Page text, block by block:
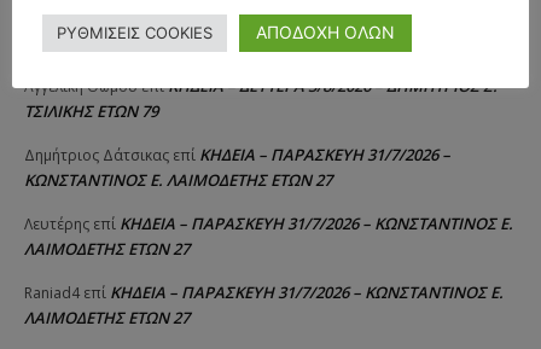
ΠΑΝΑΓΙΩΤΗΣ IΩΑΚΕΙΜΙΔΗΣεπί ΚΗΔΕΙΑ – ΔΕΥΤΕΡΑ 3/8/2026 –
ΣΠΥΡΙΔΟΥΛΑ Γ. ΣΕΪΤΑΝΙΔΟΥ ΕΤΩΝ 91
Αγγελική ΘωμουεπίΚΗΔΕΙΑ – ΔΕΥΤΕΡΑ 3/8/2026 – ΔΗΜΗΤΡΙΟΣ Σ.
ΤΣΙΛΙΚΗΣ ΕΤΩΝ 79
Δημήτριος Δάτσικας επί ΚΗΔΕΙΑ – ΠΑΡΑΣΚΕΥΗ 31/7/2026 –
ΚΩΝΣΤΑΝΤΙΝΟΣ Ε. ΛΑΙΜΟΔΕΤΗΣ ΕΤΩΝ 27
Λευτέρης επί ΚΗΔΕΙΑ – ΠΑΡΑΣΚΕΥΗ 31/7/2026 – ΚΩΝΣΤΑΝΤΙΝΟΣ Ε.
ΛΑΙΜΟΔΕΤΗΣ ΕΤΩΝ 27
Raniad4 επί ΚΗΔΕΙΑ – ΠΑΡΑΣΚΕΥΗ 31/7/2026 – ΚΩΝΣΤΑΝΤΙΝΟΣ Ε.
ΛΑΙΜΟΔΕΤΗΣ ΕΤΩΝ 27
ΡΥΘΜΙΣΕΙΣ COOKIES ΑΠΟΔΟΧΗ ΟΛΩΝ